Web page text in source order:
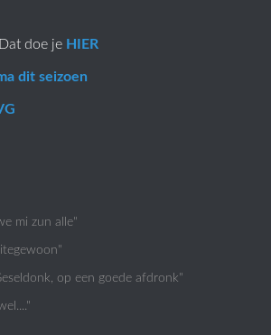
doe je HIER
dit seizoen
mi zun alle"
op een goede afdronk"